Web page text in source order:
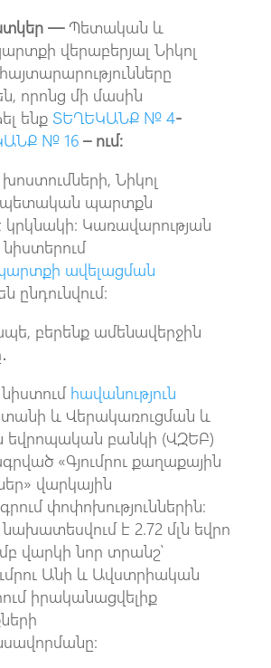
—Պետական և
վերաբերյալ Նիկոլ
որոնց մի մասին
ենք ՏԵՂԵԿԱՆՔ № 4-
№ 16– ում։
Նիկոլ
պետական պարտքն
կրկնակի։ Կառավարության
ավելացման
ընդունվում։
բերենք ամենավերջին
նիստում հավանություն
և Վերակառուցման և
բանկի (ՎԶԵԲ)
«Գյումրու քաղաքային
վարկային
փոփոխություններին։
նախատեսվում է 2.72 մլն եվրո
վարկի նոր տրանշ՝
Անի և Ավստրիական
իրականացվելիք